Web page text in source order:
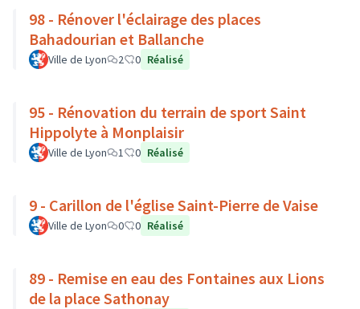
98 - Rénover l'éclairage des places
Bahadourian et Ballanche
Ville de Lyon 2 0 Réalisé
95 - Rénovation du terrain de sport Saint
Hippolyte à Monplaisir
Ville de Lyon 1 0 Réalisé
9 - Carillon de l'église Saint-Pierre de Vaise
Ville de Lyon 0 0 Réalisé
89 - Remise en eau des Fontaines aux Lions
de la place Sathonay